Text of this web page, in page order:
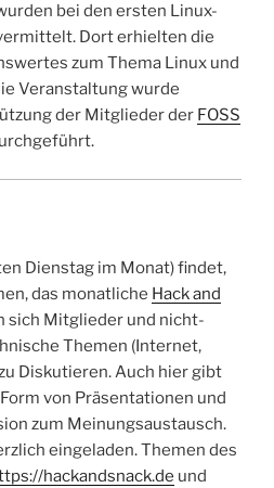
bei den ersten Linux-
Dort erhielten die
zum Thema Linux und
Veranstaltung wurde
der Mitglieder der FOSS
Dienstag im Monat) findet,
das monatliche Hack and
sich Mitglieder und nicht-
Themen (Internet,
Diskutieren. Auch hier gibt
von Präsentationen und
zum Meinungsaustausch.
eingeladen. Themen des
hackandsnack.de und